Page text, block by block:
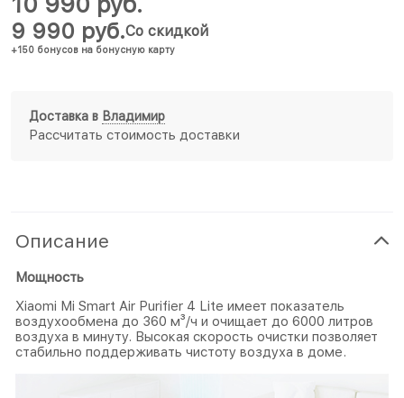
9 990 руб.
+150 бонусов на бонусную карту
Со скидкой
Доставка в Владимир
Рассчитать стоимость доставки
Описание
Мощность
Xiaomi Mi Smart Air Purifier 4 Lite имеет показатель
воздухообмена до 360 м³/ч и очищает до 6000 литров
воздуха в минуту. Высокая скорость очистки позволяет
стабильно поддерживать чистоту воздуха в доме.